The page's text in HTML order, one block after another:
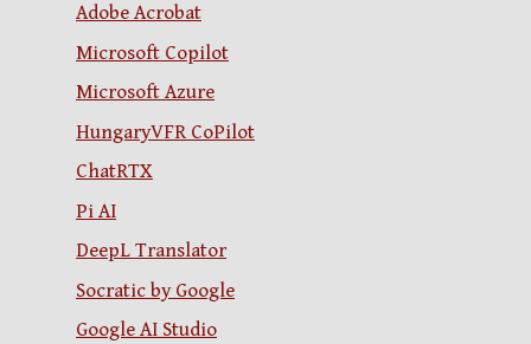
Adobe Acrobat
Microsoft Copilot
Microsoft Azure
HungaryVFR CoPilot
ChatRTX
Pi AI
DeepL Translator
Socratic by Google
Google AI Studio